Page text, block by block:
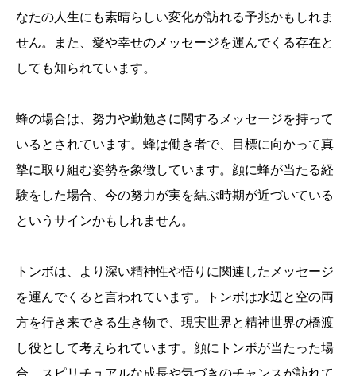
なたの人生にも素晴らしい変化が訪れる予兆かもしれま
せん。また、愛や幸せのメッセージを運んでくる存在と
しても知られています。
蜂の場合は、努力や勤勉さに関するメッセージを持って
いるとされています。蜂は働き者で、目標に向かって真
摯に取り組む姿勢を象徴しています。顔に蜂が当たる経
験をした場合、今の努力が実を結ぶ時期が近づいている
というサインかもしれません。
トンボは、より深い精神性や悟りに関連したメッセージ
を運んでくると言われています。トンボは水辺と空の両
方を行き来できる生き物で、現実世界と精神世界の橋渡
し役として考えられています。顔にトンボが当たった場
合、スピリチュアルな成長や気づきのチャンスが訪れて